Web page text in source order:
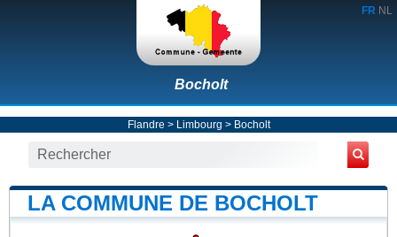
FR NL
Bocholt
Flandre > Limbourg > Bocholt
LA COMMUNE DE BOCHOLT